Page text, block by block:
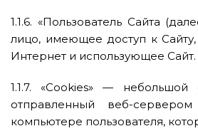
1.1.6. «Пользователь Сайта
лицо, имеющее доступ к
Интернет и использующее Сайт.
1.1.7. «Cookies» — небольшой
отправленный веб-
компьютере пользователя,